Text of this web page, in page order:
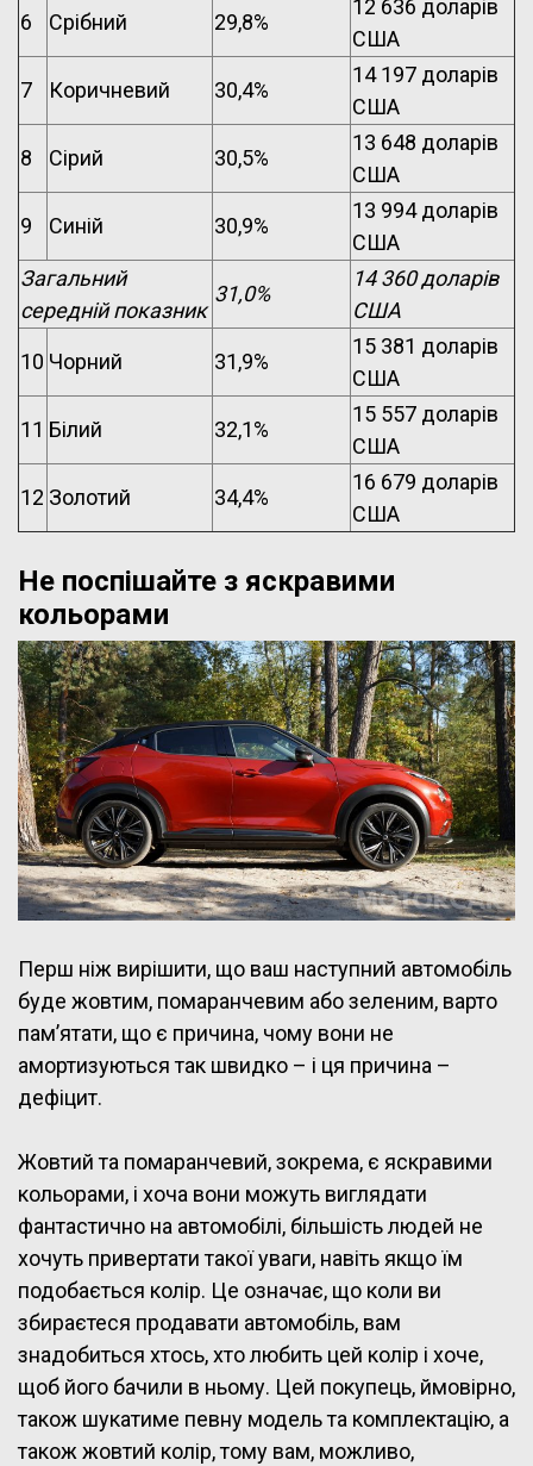
6 Срібний 29,8%
12 636 доларів
США
7 Коричневий 30,4%
14 197 доларів
США
8 Сірий 30,5%
13 648 доларів
США
9 Синій 30,9%
13 994 доларів
США
Загальний
середній показник
31,0%
14 360 доларів
США
10 Чорний 31,9%
15 381 доларів
США
11 Білий 32,1%
15 557 доларів
США
12 Золотий 34,4%
16 679 доларів
США
Не поспішайте з яскравими
кольорами
Перш ніж вирішити, що ваш наступний автомобіль
буде жовтим, помаранчевим або зеленим, варто
пам’ятати, що є причина, чому вони не
амортизуються так швидко – і ця причина –
дефіцит.
Жовтий та помаранчевий, зокрема, є яскравими
кольорами, і хоча вони можуть виглядати
фантастично на автомобілі, більшість людей не
хочуть привертати такої уваги, навіть якщо їм
подобається колір. Це означає, що коли ви
збираєтеся продавати автомобіль, вам
знадобиться хтось, хто любить цей колір і хоче,
щоб його бачили в ньому. Цей покупець, ймовірно,
також шукатиме певну модель та комплектацію, а
також жовтий колір, тому вам, можливо,